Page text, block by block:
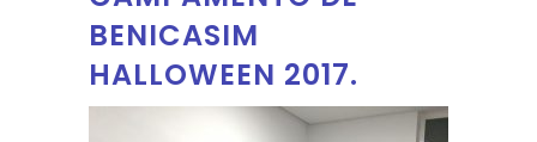
BENICASIM
HALLOWEEN 2017.